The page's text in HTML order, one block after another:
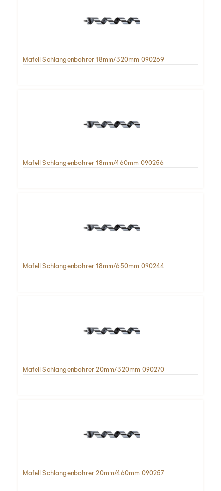
Mafell Schlangenbohrer 18mm/320mm 090269
Mafell Schlangenbohrer 18mm/460mm 090256
Mafell Schlangenbohrer 18mm/650mm 090244
Mafell Schlangenbohrer 20mm/320mm 090270
Mafell Schlangenbohrer 20mm/460mm 090257